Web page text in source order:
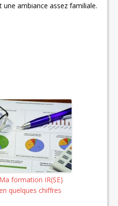
une ambiance assez familiale.
Ma formation IR(SE)
quelques chiffres